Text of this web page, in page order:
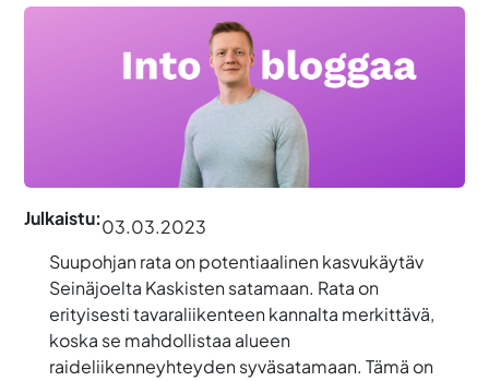
Julkaistu:03.03.2023
Suupohjan rata on potentiaalinen kasvukäytäv
Seinäjoelta Kaskisten satamaan. Rata on
erityisesti tavaraliikenteen kannalta merkittävä,
koska se mahdollistaa alueen
raideliikenneyhteyden syväsatamaan. Tämä on